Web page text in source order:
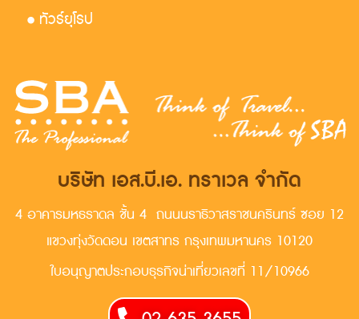
• ทัวร์ยุโรป
บริษัท เอส.บี.เอ. ทราเวล จำกัด
4 อาคารมหธราดล ชั้น 4 ถนนนราธิวาสราชนครินทร์ ซอย 12
แขวงทุ่งวัดดอน เขตสาทร กรุงเทพมหานคร 10120
ใบอนุญาตประกอบธุรกิจน่าเที่ยวเลขที่ 11/10966